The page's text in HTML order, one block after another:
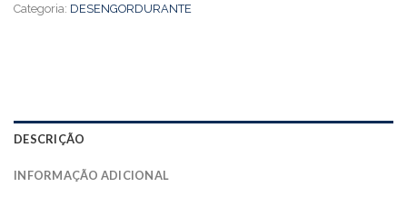
Categoria: DESENGORDURANTE
DESCRIÇÃO
INFORMAÇÃO ADICIONAL